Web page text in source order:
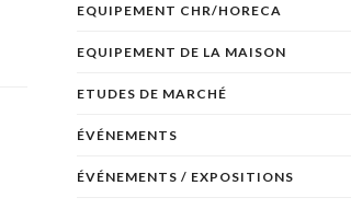
EQUIPEMENT CHR/HORECA
EQUIPEMENT DE LA MAISON
ETUDES DE MARCHÉ
ÉVÉNEMENTS
ÉVÉNEMENTS / EXPOSITIONS